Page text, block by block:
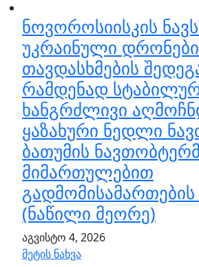
ნოვოროსიისკის
უკრაინული
თავდასხმების
რამდენად
ხანგრძლივი
ყაზახური ნედლი
ბათუმის
მიმართულებით
(ნაწილი მეორე)
აგვისტო 4, 2026
მეტის ნახვა